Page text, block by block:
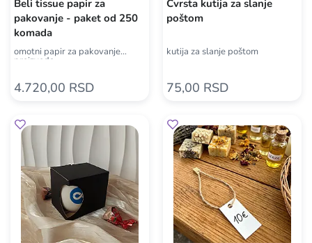
Beli tissue papir za
pakovanje - paket od 250
komada
omotni papir za pakovanje
proizvoda
4.720,00 RSD
Čvrsta kutija za slanje
poštom
kutija za slanje poštom
75,00 RSD